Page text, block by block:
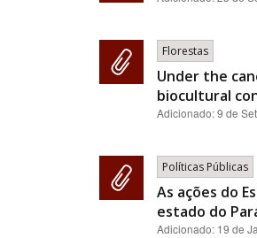
Florestas
Under the
biocultural
Adicionado:9 de
Políticas Públicas
As ações do
estado do
Adicionado: 19 de